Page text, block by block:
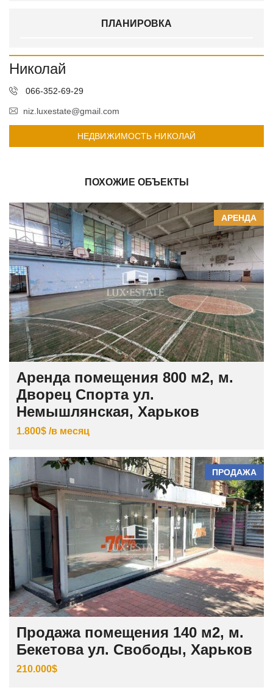
ПЛАНИРОВКА
Николай
066-352-69-29
niz.luxestate@gmail.com
НЕДВИЖИМОСТЬ НИКОЛАЙ
ПОХОЖИЕ ОБЪЕКТЫ
АРЕНДА
Аренда помещения 800 м2, м.
Дворец Спорта ул.
Немышлянская, Харьков
1.800$ /в месяц
ПРОДАЖА
Продажа помещения 140 м2, м.
Бекетова ул. Свободы, Харьков
210.000$